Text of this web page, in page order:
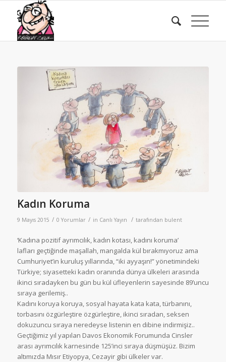
Kadın Koruma
9 Mayıs 2015 / 0 Yorumlar / in Canlı Yayın / tarafından bulent
‘Kadına pozitif ayrımcılık, kadın kotası, kadını koruma’
lafları geçtiğinde maşallah, mangalda kül bırakmıyoruz ama
Cumhuriyet’in kuruluş yıllarında, “iki ayyaşın!” yönetimindeki
Türkiye; siyasetteki kadın oranında dünya ülkeleri arasında
ikinci sıradayken bu gün bu kül üfleyenlerin sayesinde 89’uncu
sıraya gerilemiş..
Kadını koruya koruya, sosyal hayata kata kata, türbanını,
torbasını özgürleştire özgürleştire, ikinci sıradan, seksen
dokuzuncu sıraya neredeyse listenin en dibine indirmişiz..
Geçtiğimiz yıl yapılan Davos Ekonomik Forumunda Cinsler
arası ayrımcılık karnesinde 125’inci sıraya düşmüşüz. Bizim
altımızda Mısır Etiyopya, Cezayir gibi ülkeler var.